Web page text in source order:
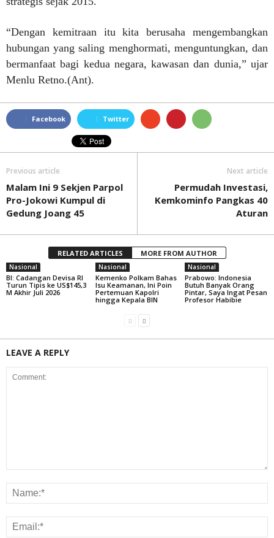
“Dengan kemitraan itu kita berusaha mengembangkan
hubungan yang saling menghormati, menguntungkan, dan
bermanfaat bagi kedua negara, kawasan dan dunia,” ujar
Menlu Retno.(Ant).
Facebook Twitter
Previous article
Malam Ini 9 Sekjen Parpol
Pro-Jokowi Kumpul di
Gedung Joang 45
Next article
Permudah Investasi,
Kemkominfo Pangkas 40
Aturan
RELATED ARTICLES MORE FROM AUTHOR
Nasional
BI: Cadangan Devisa RI
Turun Tipis ke US$145,3
M Akhir Juli 2026
Nasional
Kemenko Polkam Bahas
Isu Keamanan, Ini Poin
Pertemuan Kapolri
hingga Kepala BIN
Nasional
Prabowo: Indonesia
Butuh Banyak Orang
Pintar, Saya Ingat Pesan
Profesor Habibie
LEAVE A REPLY